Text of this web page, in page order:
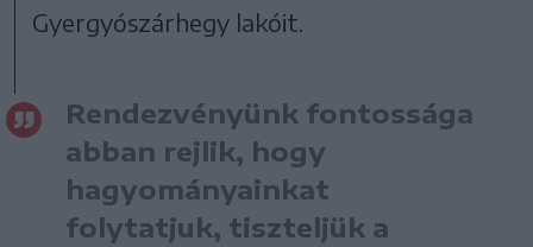
Gyergyószárhegy lakóit.
Rendezvényünk fontossága
abban rejlik, hogy
hagyományainkat
folytatjuk, tiszteljük a